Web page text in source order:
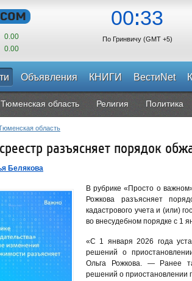
0.00
0.00
00 33
По Гринвичу (GMT +5)
Объявления КНИГИ ВестиNet
Тюменская область Религия Политика
область
разъясняет порядок
Белякова
В рубрике «Просто о
Рожкова разъясняет
кадастрового учета и (или)
во внесудебном порядке с 1
«С 1 января 2026 года
решений о
Ольга Рожкова. — Ранее
решений о приостановлении